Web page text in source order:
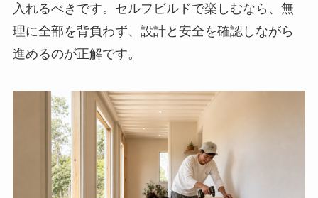
入れるべきです。セルフビルドで楽しむなら、無
理に全部を背負わず、設計と安全を確認しながら
進めるのが正解です。